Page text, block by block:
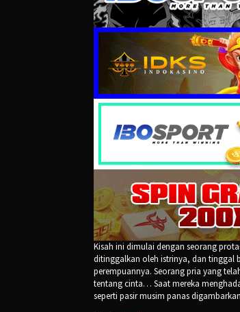
Kisah ini dimulai dengan seorang
ditinggalkan oleh istrinya, dan tinggal
perempuannya. Seorang pria yang
tentang cinta… Saat mereka
seperti pasir musim panas